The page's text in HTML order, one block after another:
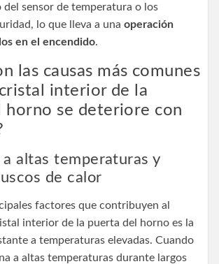
sensor de temperatura o los
lo que lleva a una operación
en el encendido.
las causas más comunes
interior de la
horno se deteriore con
a altas temperaturas y
de calor
factores que contribuyen al
interior de la puerta del horno es la
a temperaturas elevadas. Cuando
a altas temperaturas durante largos